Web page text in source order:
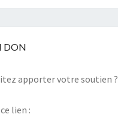
DON
apporter votre soutien ?
lien :